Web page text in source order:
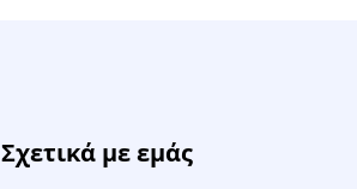
Σχετικά με εμάς